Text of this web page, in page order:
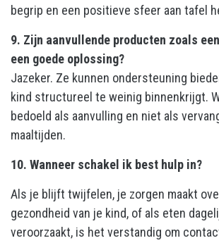
begrip en een positieve sfeer aan tafel
9. Zijn aanvullende producten zoals
een goede oplossing?
Jazeker. Ze kunnen ondersteuning
kind structureel te weinig binnenkrijgt.
bedoeld als aanvulling en niet als
maaltijden.
10. Wanneer schakel ik best hulp in?
Als je blijft twijfelen, je zorgen maakt
gezondheid van je kind, of als eten
veroorzaakt, is het verstandig om